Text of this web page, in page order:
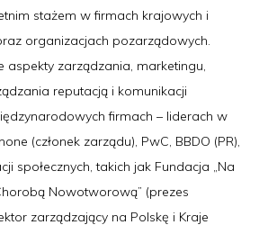
stażem w firmach krajowych i
organizacjach pozarządowych.
aspekty zarządzania, marketingu,
reputacją i komunikacji
firmach – liderach w
(członek zarządu), PwC, BBDO (PR),
społecznych, takich jak Fundacja „Na
Nowotworową” (prezes
zarządzający na Polskę i Kraje